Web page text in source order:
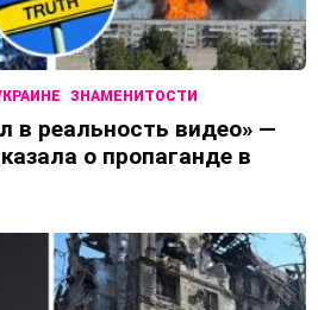
ЗНАМЕНИТОСТИ
в реальность видео» —
о пропаганде в